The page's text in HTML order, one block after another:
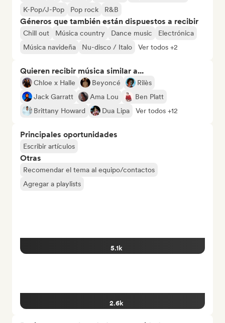
K-Pop/J-Pop
Pop rock R&B
Géneros que también están dispuestos a recibir
Chill out Música country Dance music
Electrónica
Música navideña
Nu-disco / Italo Ver todos +2
Quieren recibir música similar a...
Chloe x Halle Beyoncé
Rilès
Jack Garratt
Ama Lou
Ben Platt
Brittany Howard
Dua Lipa Ver todos +12
Principales oportunidades
Escribir artículos
Otras
Recomendar el tema al equipo/contactos
Agregar a playlists
5.1k
2.6k